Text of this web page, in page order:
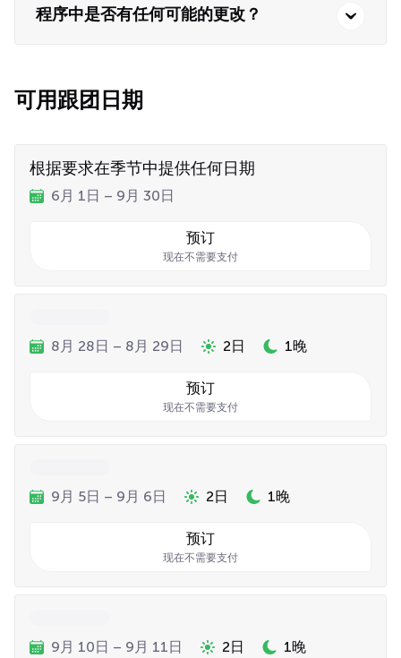
程序中是否有任何可能的更改？
可用跟团日期
根据要求在季节中提供任何日期
6月 1日 – 9月 30日
预订
现在不需要支付
8月 28日 – 8月 29日 2日 1晚
预订
现在不需要支付
9月 5日 – 9月 6日 2日 1晚
预订
现在不需要支付
9月 10日 – 9月 11日 2日 1晚